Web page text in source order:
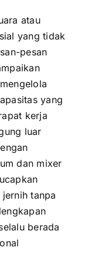
atau
yang tidak
pesan
yang
kerja
luar
dan mixer
tanpa
berada